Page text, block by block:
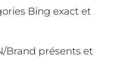
Bing exact et
Brand présents et